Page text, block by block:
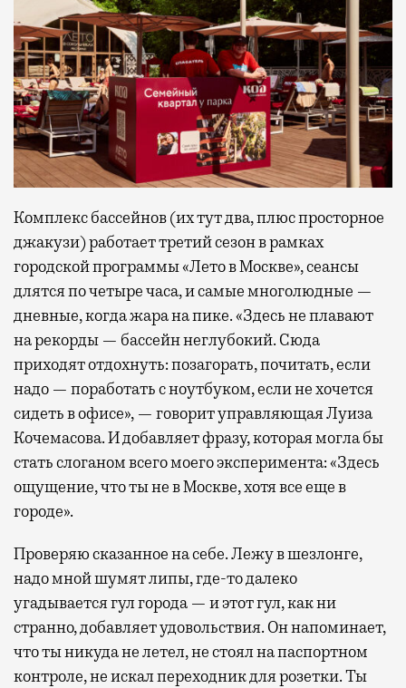
Комплекс бассейнов (их тут два, плюс просторное
джакузи) работает третий сезон в рамках
городской программы «Лето в Москве», сеансы
длятся по четыре часа, и самые многолюдные —
дневные, когда жара на пике. «Здесь не плавают
на рекорды — бассейн неглубокий. Сюда
приходят отдохнуть: позагорать, почитать, если
надо — поработать с ноутбуком, если не хочется
сидеть в офисе», — говорит управляющая Луиза
Кочемасова. И добавляет фразу, которая могла бы
стать слоганом всего моего эксперимента: «Здесь
ощущение, что ты не в Москве, хотя все еще в
городе».
Проверяю сказанное на себе. Лежу в шезлонге,
надо мной шумят липы, где-то далеко
угадывается гул города — и этот гул, как ни
странно, добавляет удовольствия. Он напоминает,
что ты никуда не летел, не стоял на паспортном
контроле, не искал переходник для розетки. Ты